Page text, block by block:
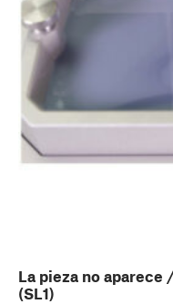
La pieza no
(SL1)